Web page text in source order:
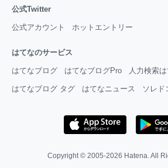
公式Twitter
公式アカウント ホットエントリー
はてなのサービス
はてなブログ はてなブログPro 人力検索
はてなブログ タグ はてなニュース ソレド
Copyright © 2005-2026 Hatena . All